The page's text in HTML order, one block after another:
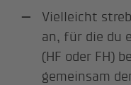
Vielleicht
an, für die du
(HF oder FH)
gemeinsam